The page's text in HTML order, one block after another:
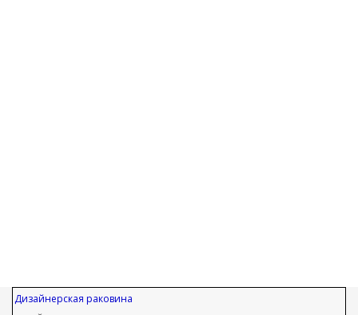
Дизайнерская раковина